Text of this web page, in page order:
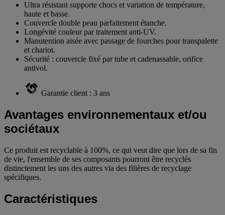
Ultra résistant supporte chocs et variation de température,
haute et basse.
Couvercle double peau parfaitement étanche.
Longévité couleur par traitement anti-UV.
Manutention aisée avec passage de fourches pour transpalette
et chariot.
Sécurité : couvercle fixé par tube et cadenassable, orifice
antivol.
Garantie client : 3 ans
Avantages environnementaux et/ou
sociétaux
Ce produit est recyclable à 100%, ce qui veut dire que lors de sa fin
de vie, l'ensemble de ses composants pourront être recyclés
distinctement les uns des autres via des filières de recyclage
spécifiques.
Caractéristiques